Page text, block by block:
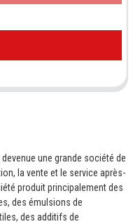
une grande société de
la vente et le service après-
produit principalement des
des émulsions de
des additifs de